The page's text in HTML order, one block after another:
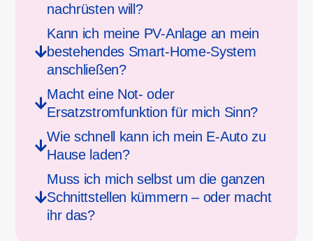
nachrüsten will?
Kann ich meine PV-Anlage an mein
bestehendes Smart-Home-System
anschließen?
Macht eine Not- oder
Ersatzstromfunktion für mich Sinn?
Wie schnell kann ich mein E-Auto zu
Hause laden?
Muss ich mich selbst um die ganzen
Schnittstellen kümmern – oder macht
ihr das?